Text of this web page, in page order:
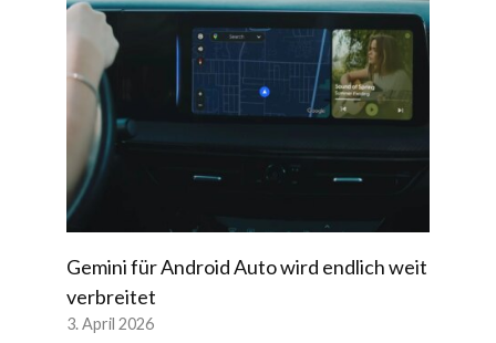
Gemini für Android Auto wird endlich weit
verbreitet
3. April 2026